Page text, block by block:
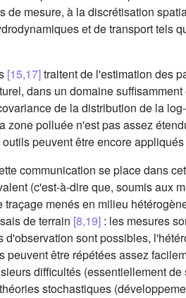
mesure, à la discrétisation
et de transport tels
[15,17]traitent de l'estimation des
dans un domaine
de la distribution de la
polluée n'est pas assez
peuvent être encore
communication se place dans
(c'est-à-dire que, soumis aux
menés en milieu
de terrain [8,19] : les mesures
sont possibles,
être répétées assez
difficultés (essentiellement
stochastiques